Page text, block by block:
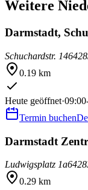
Weitere
Darmstadt,
Schuchardstr. 14
0.19 km
Heute geöffnet·
Termin buchen
Darmstadt
Ludwigsplatz 1a
0.29 km